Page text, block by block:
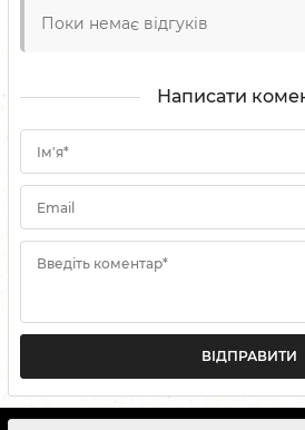
Поки немає відгуків
Написати
Ім'я*
Email
Введіть коментар*
ВІДПРАВИТИ